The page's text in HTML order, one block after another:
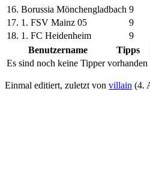
16. Borussia Mönchengladbach 9
17. 1. FSV Mainz 05 9
18. 1. FC Heidenheim 9
Benutzername
Tipps
Es sind noch keine Tipper vorhanden
Einmal editiert, zuletzt von villain (4.